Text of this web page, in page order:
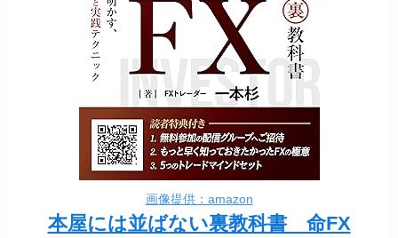
画像提供：amazon
本屋には並ばない裏教科書 命FX